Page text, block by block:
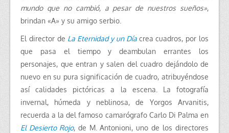
mundo que no cambió, a pesar de nuestros sueños»,
brindan «A» y su amigo serbio.
El director de La Eternidad y un Día crea cuadros, por los
que pasa el tiempo y deambulan errantes los
personajes, que entran y salen del cuadro dejándolo de
nuevo en su pura significación de cuadro, atribuyéndose
así calidades pictóricas a la escena. La fotografía
invernal, húmeda y neblinosa, de Yorgos Arvanitis,
recuerda a la del famoso camarógrafo Carlo Di Palma en
El Desierto Rojo, de M. Antonioni, uno de los directores